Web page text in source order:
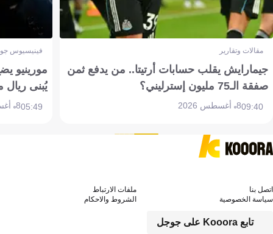
مقالات وتقارير
جيمارايش يقلب حسابات أرتيتا.. من يدفع ثمن
صفقة الـ75 مليون إسترليني؟
09:408 أغسطس 2026
فينيسيوس
مورينيو
يُبنى ريال
05:498 أغسطس 2026
تابع Kooora على جوجل
اتصل بنا
ملفات الارتباط
سياسة الخصوصية
الشروط والاحكام